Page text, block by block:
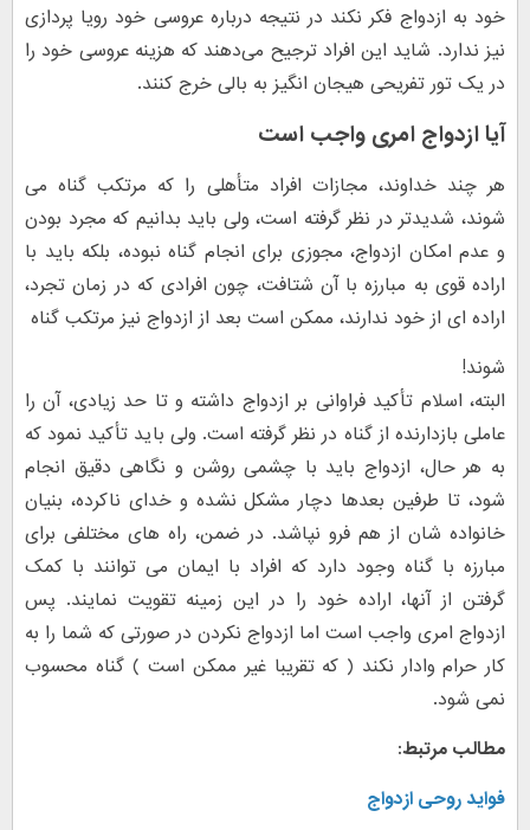
خود به ازدواج فکر نکند در نتیجه درباره عروسی خود رویا پردازی
نیز ندارد. شاید این افراد ترجیح می‌دهند که هزینه عروسی خود را
در یک تور تفریحی هیجان انگیز به بالی خرج کنند.
آیا ازدواج امری واجب است
هر چند خداوند، مجازات افراد متأهلی را که مرتکب گناه می
شوند، شدیدتر در نظر گرفته است، ولی باید بدانیم که مجرد بودن
و عدم امکان ازدواج، مجوزی برای انجام گناه نبوده، بلکه باید با
اراده قوی به مبارزه با آن شتافت، چون افرادی که در زمان تجرد،
اراده ای از خود ندارند، ممکن است بعد از ازدواج نیز مرتکب گناه
شوند!
البته، اسلام تأکید فراوانی بر ازدواج داشته و تا حد زیادی، آن را
عاملی بازدارنده از گناه در نظر گرفته است. ولی باید تأکید نمود که
به هر حال، ازدواج باید با چشمی روشن و نگاهی دقیق انجام
شود، تا طرفین بعدها دچار مشکل نشده و خدای ناکرده، بنیان
خانواده شان از هم فرو نپاشد. در ضمن، راه های مختلفی برای
مبارزه با گناه وجود دارد که افراد با ایمان می توانند با کمک
گرفتن از آنها، اراده خود را در این زمینه تقویت نمایند. پس
ازدواج امری واجب است اما ازدواج نکردن در صورتی که شما را به
کار حرام وادار نکند ( که تقریبا غیر ممکن است ) گناه محسوب
نمی شود.
مطالب مرتبط:
فواید روحی ازدواج